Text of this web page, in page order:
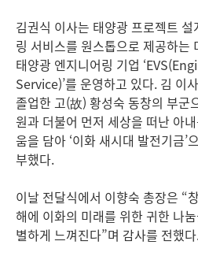
김권식 이사는 태양광 프로젝트
링 서비스를 원스톱으로 제공하는
태양광 엔지니어링 기업
Service)’를 운영하고 있다. 김 이
졸업한 고(故) 황성숙 동창의 부군
원과 더불어 먼저 세상을 떠난 아
움을 담아 ‘이화 새시대 발전기금’
부했다.
이날 전달식에서 이향숙 총장은 “
해에 이화의 미래를 위한 귀한 나
별하게 느껴진다”며 감사를 전했